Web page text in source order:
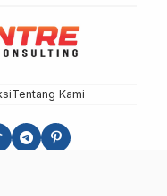
Tentang Kami